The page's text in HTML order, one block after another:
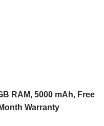
RAM, 5000 mAh, Free
Warranty